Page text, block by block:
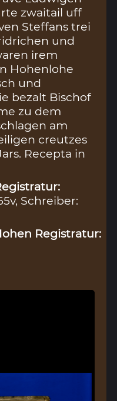
zwaitail uff
Steffans trei
und
irem
Hohenlohe
und
bezalt Bischof
zu dem
am
creutzes
Recepta in
Schreiber:
Registratur: